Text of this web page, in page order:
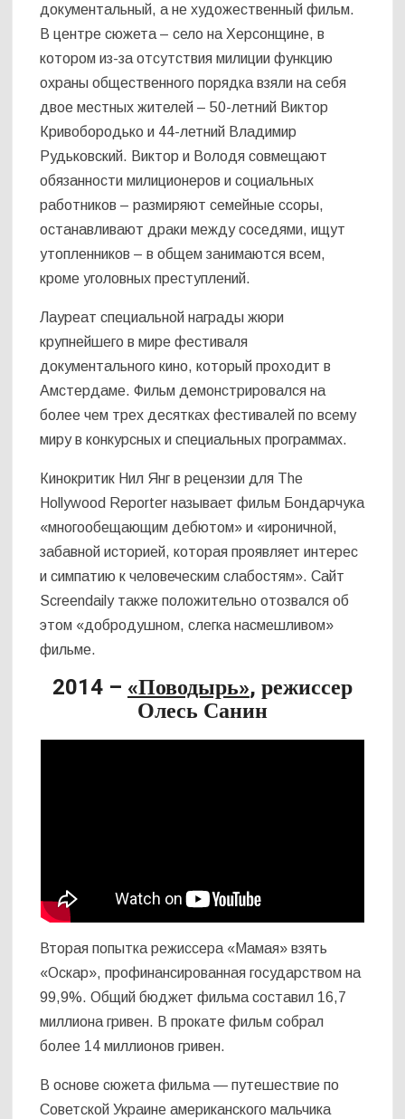
документальный, а не художественный фильм.
В центре сюжета – село на Херсонщине, в
котором из-за отсутствия милиции функцию
охраны общественного порядка взяли на себя
двое местных жителей – 50-летний Виктор
Кривобородько и 44-летний Владимир
Рудьковский. Виктор и Володя совмещают
обязанности милиционеров и социальных
работников – размиряют семейные ссоры,
останавливают драки между соседями, ищут
утопленников – в общем занимаются всем,
кроме уголовных преступлений.
Лауреат специальной награды жюри
крупнейшего в мире фестиваля
документального кино, который проходит в
Амстердаме. Фильм демонстрировался на
более чем трех десятках фестивалей по всему
миру в конкурсных и специальных программах.
Кинокритик Нил Янг в рецензии для The
Hollywood Reporter называет фильм Бондарчука
«многообещающим дебютом» и «ироничной,
забавной историей, которая проявляет интерес
и симпатию к человеческим слабостям». Сайт
Screendaily также положительно отозвался об
этом «добродушном, слегка насмешливом»
фильме.
2014 – «Поводырь», режиссер
Олесь Санин
Вторая попытка режиссера «Мамая» взять
«Оскар», профинансированная государством на
99,9%. Общий бюджет фильма составил 16,7
миллиона гривен. В прокате фильм собрал
более 14 миллионов гривен.
В основе сюжета фильма — путешествие по
Советской Украине американского мальчика